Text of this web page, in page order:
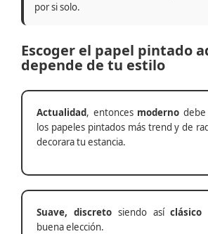
por si solo.
Escoger el papel pintado
depende de tu estilo
Actualidad, entonces moderno
los papeles pintados más trend y de
decorara tu estancia.
Suave, discretosiendo asíclásico
buena elección.